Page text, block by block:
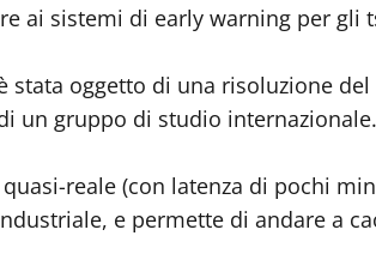
ai sistemi di early warning per gli
oggetto di una risoluzione del
un gruppo di studio internazionale.
reale (con latenza di pochi
e permette di andare a